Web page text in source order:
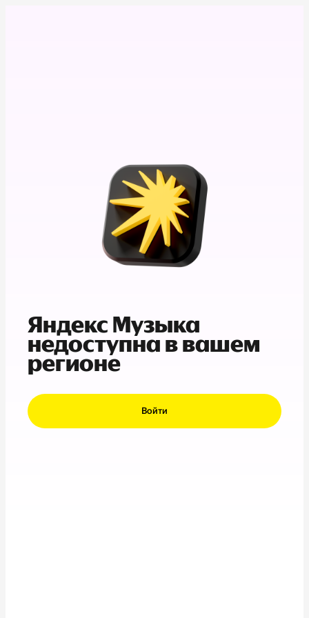
Яндекс Музыка
недоступна в вашем
регионе
Войти